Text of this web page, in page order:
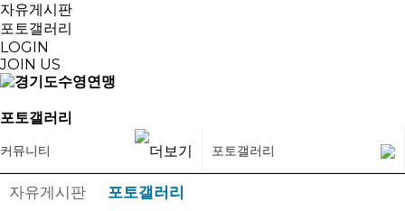
자유게시판
포토갤러리
LOGIN
JOIN US
포토갤러리
커뮤니티 포토갤러리
자유게시판 포토갤러리